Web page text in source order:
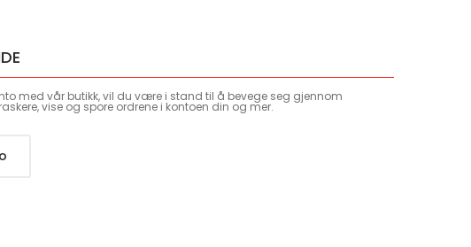
med vår butikk, vil du være i stand til å bevege seg gjennom
vise og spore ordrene i kontoen din og mer.